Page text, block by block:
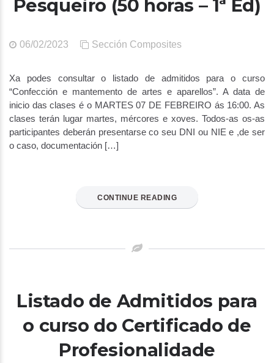
Pesqueiro (50 horas – 1ª Ed)
06/02/2023 Sección Composites
Xa podes consultar o listado de admitidos para o curso
“Confección e mantemento de artes e aparellos”. A data de
inicio das clases é o MARTES 07 DE FEBREIRO ás 16:00. As
clases terán lugar martes, mércores e xoves. Todos-as os-as
participantes deberán presentarse co seu DNI ou NIE e ,de ser
o caso, documentación […]
CONTINUE READING
Listado de Admitidos para
o curso do Certificado de
Profesionalidade